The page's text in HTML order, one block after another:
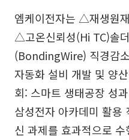
엠케이전자는 △재생원
△고온신뢰성(Hi TC)솔
(BondingWire) 직경감
자동화 설비 개발 및 양
회: 스마트 생태공장 성
삼성전자 아카데미 활용
신 과제를 효과적으로